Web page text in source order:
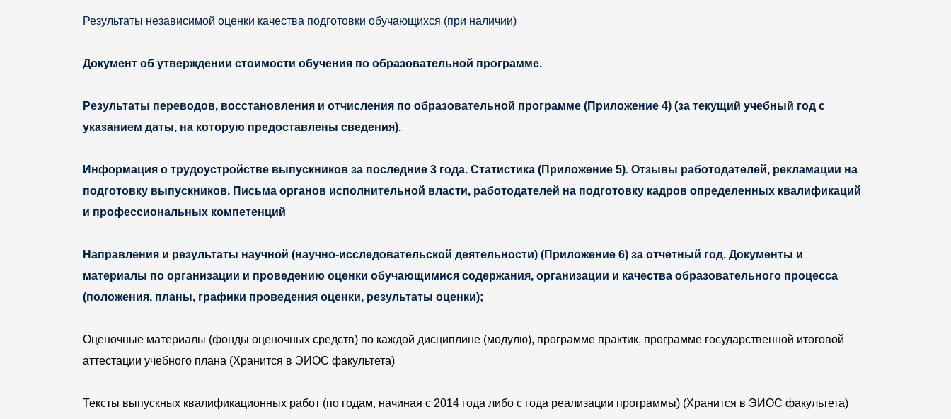
Результаты независимой оценки качества подготовки обучающихся (при наличии)
Документ об утверждении стоимости обучения по образовательной программе.
Результаты переводов, восстановления и отчисления по образовательной программе (Приложение 4) (за текущий учебный год с
указанием даты, на которую предоставлены сведения).
Информация о трудоустройстве выпускников за последние 3 года. Статистика (Приложение 5). Отзывы работодателей, рекламации на
подготовку выпускников. Письма органов исполнительной власти, работодателей на подготовку кадров определенных квалификаций
и профессиональных компетенций
Направления и результаты научной (научно-исследовательской деятельности) (Приложение 6) за отчетный год. Документы и
материалы по организации и проведению оценки обучающимися содержания, организации и качества образовательного процесса
(положения, планы, графики проведения оценки, результаты оценки);
Оценочные материалы (фонды оценочных средств) по каждой дисциплине (модулю), программе практик, программе государственной итоговой
аттестации учебного плана (Хранится в ЭИОС факультета)
Тексты выпускных квалификационных работ (по годам, начиная с 2014 года либо с года реализации программы) (Хранится в ЭИОС факультета)